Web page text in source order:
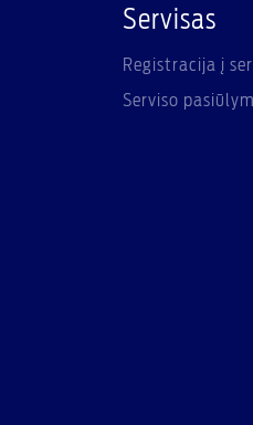
Servisas
Registracija į
Serviso